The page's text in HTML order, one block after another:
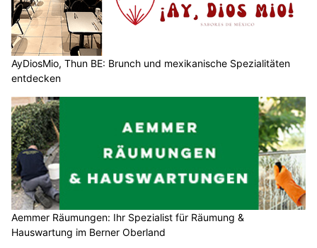
AyDiosMio, Thun BE: Brunch und mexikanische Spezialitäten
entdecken
Aemmer Räumungen: Ihr Spezialist für Räumung &
Hauswartung im Berner Oberland